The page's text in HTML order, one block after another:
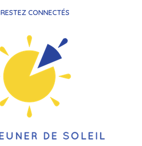
RESTEZ CONNECTÉS